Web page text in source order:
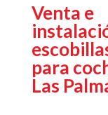
Venta e
para
Las